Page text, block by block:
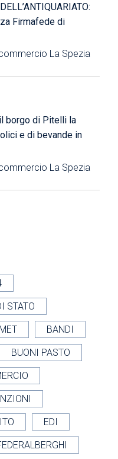
Firmafede di
La Spezia
borgo di Pitelli la
e di bevande in
La Spezia
STATO
BANDI
BUONI PASTO
EDI